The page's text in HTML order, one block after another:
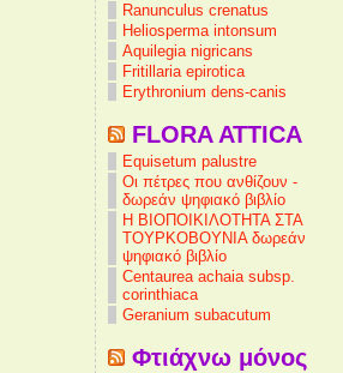
Ranunculus crenatus
Heliosperma intonsum
Aquilegia nigricans
Fritillaria epirotica
Erythronium dens-canis
FLORA ATTICA
Equisetum palustre
Οι πέτρες που ανθίζουν -
δωρεάν ψηφιακό βιβλίο
Η ΒΙΟΠΟΙΚΙΛΟΤΗΤΑ ΣΤΑ
ΤΟΥΡΚΟΒΟΥΝΙΑ δωρεάν
ψηφιακό βιβλίο
Centaurea achaia subsp.
corinthiaca
Geranium subacutum
Φτιάχνω μόνος